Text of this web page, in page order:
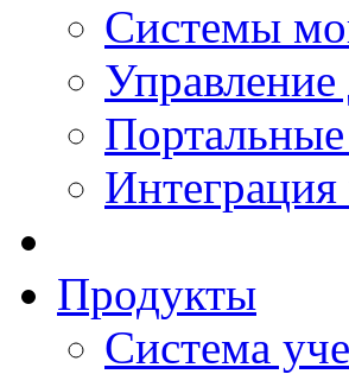
Системы
Продукты
Система